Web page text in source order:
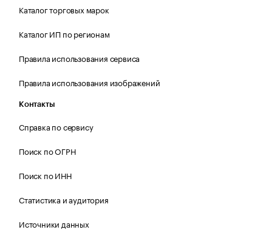
Каталог торговых марок
Каталог ИП по регионам
Правила использования сервиса
Правила использования изображений
Контакты
Справка по сервису
Поиск по ОГРН
Поиск по ИНН
Статистика и аудитория
Источники данных